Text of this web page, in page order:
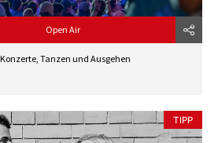
Konzerte, Tanzen und Ausgehen
Open Air
TIPP